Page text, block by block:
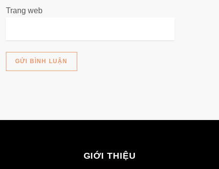
Trang web
GIỚI THIỆU